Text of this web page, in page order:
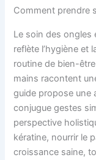
Comment prendre
Le soin des ongles
reflète l’hygiène et
routine de bien-
mains racontent
guide propose une
conjugue gestes
perspective
kératine, nourrir le
croissance saine,